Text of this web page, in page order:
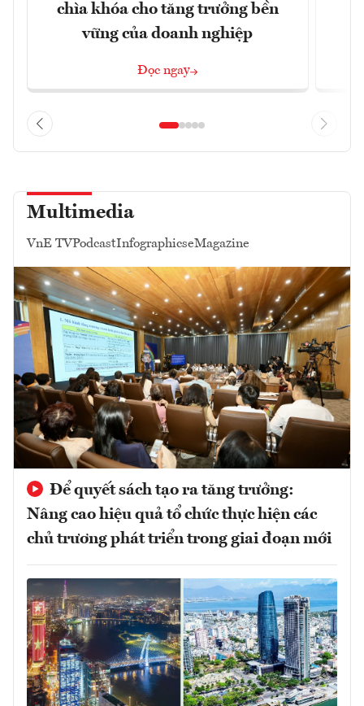
chìa khóa cho tăng trưởng bền
vững của doanh nghiệp
Đọc ngay
Multimedia
VnE TVPodcastInfographicseMagazine
Để quyết sách tạo ra tăng trưởng:
Nâng cao hiệu quả tổ chức thực hiện các
chủ trương phát triển trong giai đoạn mới